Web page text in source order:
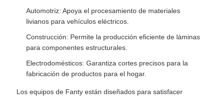
Automotriz: Apoya el procesamiento de materiales
livianos para vehículos eléctricos.
Construcción: Permite la producción eficiente de láminas
para componentes estructurales.
Electrodomésticos: Garantiza cortes precisos para la
fabricación de productos para el hogar.
Los equipos de Fanty están diseñados para satisfacer